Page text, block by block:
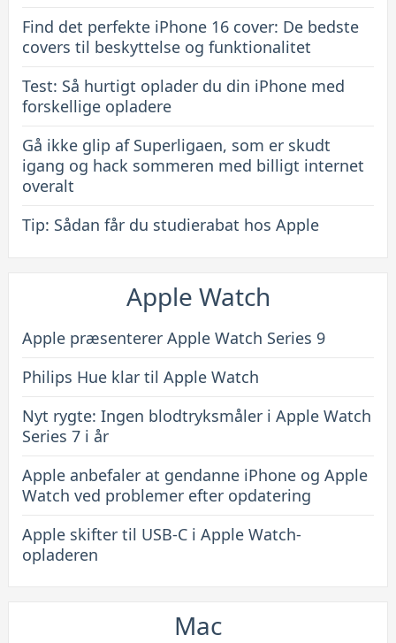
funktionalitet
Find det perfekte iPhone 16 cover: De bedste
covers til beskyttelse og funktionalitet
Test: Så hurtigt oplader du din iPhone med
forskellige opladere
Gå ikke glip af Superligaen, som er skudt
igang og hack sommeren med billigt internet
overalt
Tip: Sådan får du studierabat hos Apple
Apple Watch
Apple præsenterer Apple Watch Series 9
Philips Hue klar til Apple Watch
Nyt rygte: Ingen blodtryksmåler i Apple Watch
Series 7 i år
Apple anbefaler at gendanne iPhone og Apple
Watch ved problemer efter opdatering
Apple skifter til USB-C i Apple Watch-
opladeren
Mac